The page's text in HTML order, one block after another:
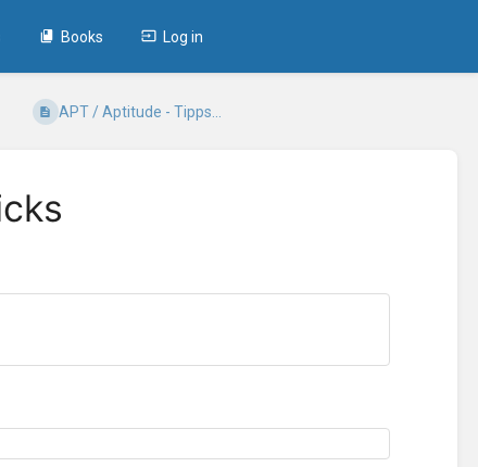
Books Log in
APT / Aptitude - Tipps...